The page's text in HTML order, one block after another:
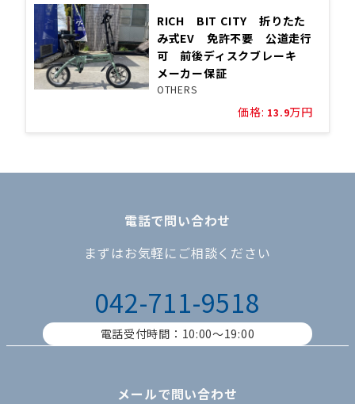
RICH BIT CITY 折りたた
み式EV 免許不要 公道走行
可 前後ディスクブレーキ
メーカー保証
OTHERS
価格: 13.9万円
電話で問い合わせ
まずはお気軽にご相談ください
042-711-9518
電話受付時間：10:00〜19:00
メールで問い合わせ